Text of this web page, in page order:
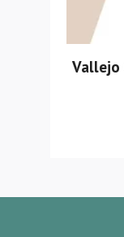
Vallejo